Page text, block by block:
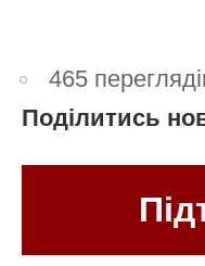
465
Поділитись